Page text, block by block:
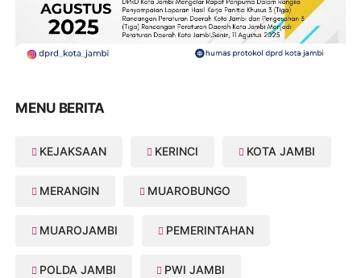
MENU BERITA
KEJAKSAAN KERINCI KOTA JAMBI
MERANGIN MUAROBUNGO
MUAROJAMBI PEMERINTAHAN
POLDA JAMBI PWI JAMBI